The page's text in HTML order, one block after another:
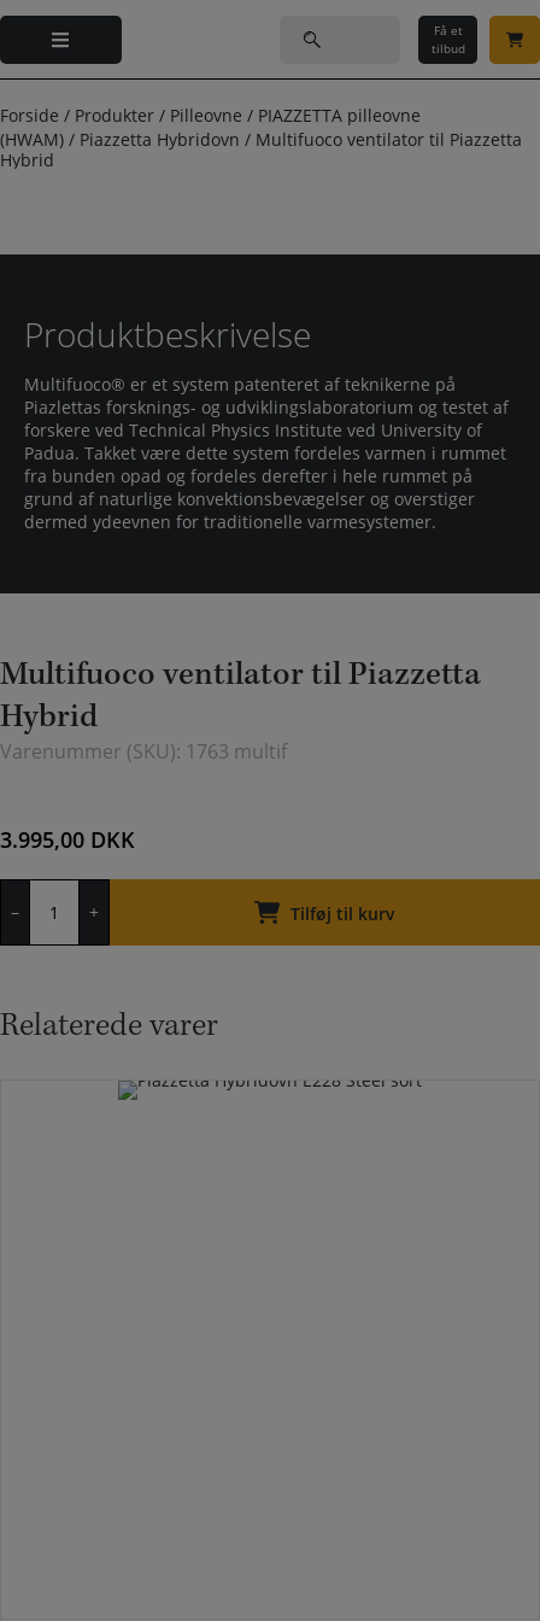
Hop
indholdet
efter:
Få et
tilbud
Forside / Produkter / Pilleovne / PIAZZETTA pilleovne
(HWAM) / Piazzetta Hybridovn / Multifuoco ventilator til Piazzetta
Hybrid
Produktbeskrivelse
Multifuoco® er et system patenteret af teknikerne på
Piazlettas forsknings- og udviklingslaboratorium og testet af
forskere ved Technical Physics Institute ved University of
Padua. Takket være dette system fordeles varmen i rummet
fra bunden opad og fordeles derefter i hele rummet på
grund af naturlige konvektionsbevægelser og overstiger
dermed ydeevnen for traditionelle varmesystemer.
Multifuoco ventilator til Piazzetta
Hybrid
Varenummer (SKU): 1763 multif
3.995,00 DKK
–
ventilator
+ Tilføj til kurv
Relaterede varer